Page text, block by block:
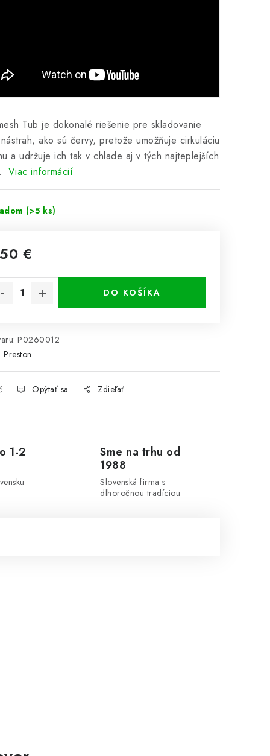
Tub je dokonalé riešenie pre skladovanie
ako sú červy, pretože umožňuje cirkuláciu
a udržuje ich tak v chlade aj v tých najteplejších
Viac informácií
(>5 ks)
€
DO KOŠÍKA
P0260012
Preston
Opýtať sa Zdieľať
1-2
Sme na trhu od
1988
Slovenská firma s
dlhoročnou tradíciou